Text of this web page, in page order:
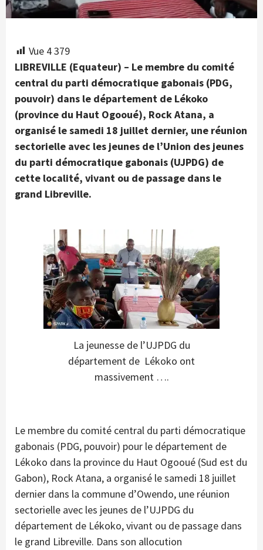
Vue 4 379
LIBREVILLE (Equateur) – Le membre du comité
central du parti démocratique gabonais (PDG,
pouvoir) dans le département de Lékoko
(province du Haut Ogooué), Rock Atana, a
organisé le samedi 18 juillet dernier, une réunion
sectorielle avec les jeunes de l’Union des jeunes
du parti démocratique gabonais (UJPDG) de
cette localité, vivant ou de passage dans le
grand Libreville.
La jeunesse de l’UJPDG du
département de Lékoko ont
massivement ….
Le membre du comité central du parti démocratique
gabonais (PDG, pouvoir) pour le département de
Lékoko dans la province du Haut Ogooué (Sud est du
Gabon), Rock Atana, a organisé le samedi 18 juillet
dernier dans la commune d’Owendo, une réunion
sectorielle avec les jeunes de l’UJPDG du
département de Lékoko, vivant ou de passage dans
le grand Libreville. Dans son allocution